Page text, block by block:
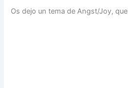
Os dejo un tema de Angst/Joy,